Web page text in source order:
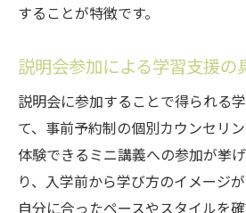
することが特徴です。
説明会参加による学習支援の
説明会に参加することで得られる
て、事前予約制の個別カウンセリ
体験できるミニ講義への参加が挙
り、入学前から学び方のイメージ
自分に合ったペースやスタイルを